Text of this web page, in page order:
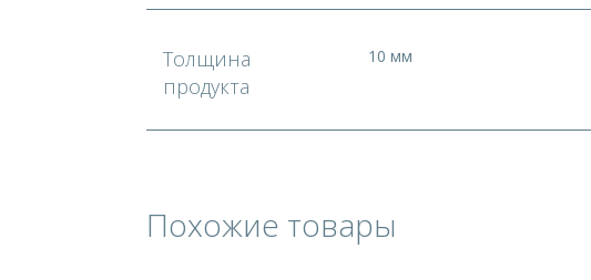
Толщина
продукта
10 мм
Похожие товары